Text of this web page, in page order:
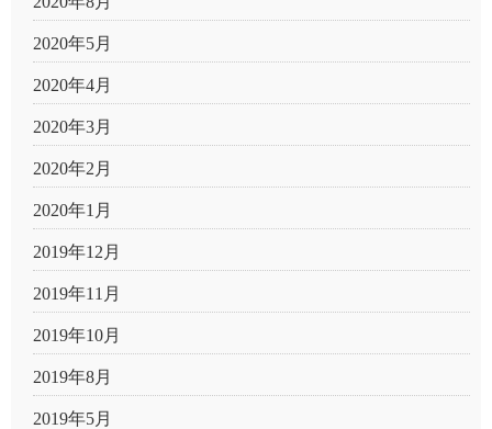
2020年5月
2020年4月
2020年3月
2020年2月
2020年1月
2019年12月
2019年11月
2019年10月
2019年8月
2019年5月